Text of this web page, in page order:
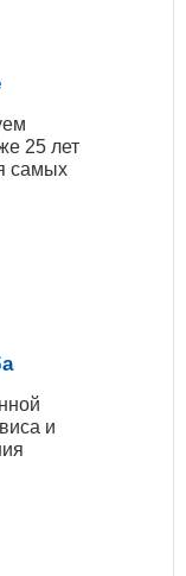
25 лет
самых
и